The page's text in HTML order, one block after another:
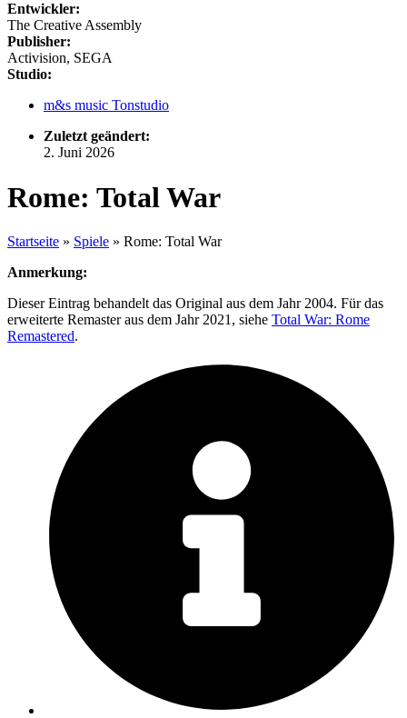
Entwickler:
The Creative Assembly
Publisher:
Activision, SEGA
Studio:
m&s music Tonstudio
Zuletzt geändert:
2. Juni 2026
Rome: Total War
Startseite » Spiele » Rome: Total War
Anmerkung:
Dieser Eintrag behandelt das Original aus dem Jahr 2004. Für das
erweiterte Remaster aus dem Jahr 2021, siehe Total War: Rome
Remastered.